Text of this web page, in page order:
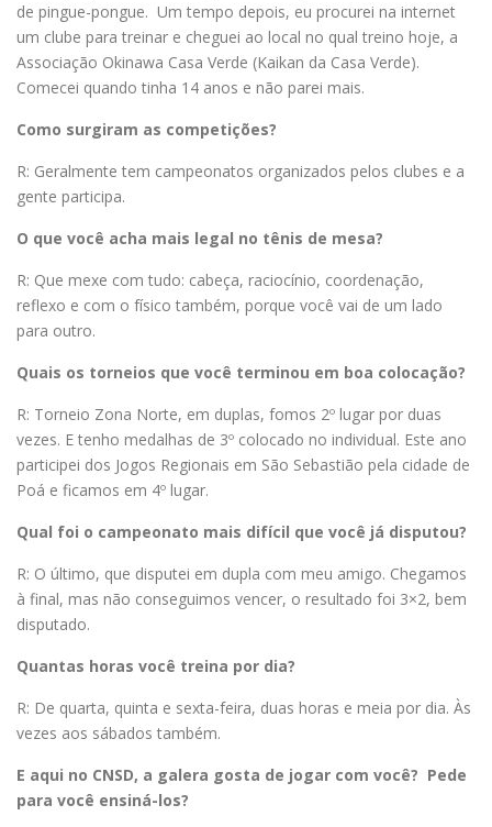
de pingue-pongue. Um tempo depois, eu procurei na internet
um clube para treinar e cheguei ao local no qual treino hoje, a
Associação Okinawa Casa Verde (Kaikan da Casa Verde).
Comecei quando tinha 14 anos e não parei mais.
Como surgiram as competições?
R: Geralmente tem campeonatos organizados pelos clubes e a
gente participa.
O que você acha mais legal no tênis de mesa?
R: Que mexe com tudo: cabeça, raciocínio, coordenação,
reflexo e com o físico também, porque você vai de um lado
para outro.
Quais os torneios que você terminou em boa colocação?
R: Torneio Zona Norte, em duplas, fomos 2º lugar por duas
vezes. E tenho medalhas de 3º colocado no individual. Este ano
participei dos Jogos Regionais em São Sebastião pela cidade de
Poá e ficamos em 4º lugar.
Qual foi o campeonato mais difícil que você já disputou?
R: O último, que disputei em dupla com meu amigo. Chegamos
à final, mas não conseguimos vencer, o resultado foi 3×2, bem
disputado.
Quantas horas você treina por dia?
R: De quarta, quinta e sexta-feira, duas horas e meia por dia. Às
vezes aos sábados também.
E aqui no CNSD, a galera gosta de jogar com você? Pede
para você ensiná-los?